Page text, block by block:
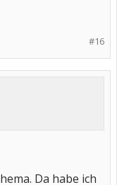
#16
Da habe ich